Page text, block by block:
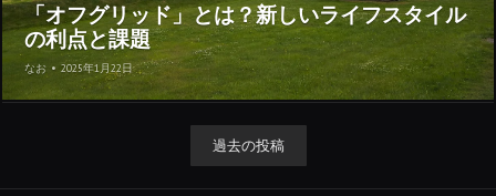
「オフグリッド」とは？新しいライフスタイル
の利点と課題
なお • 2025年1月22日
過去の投稿